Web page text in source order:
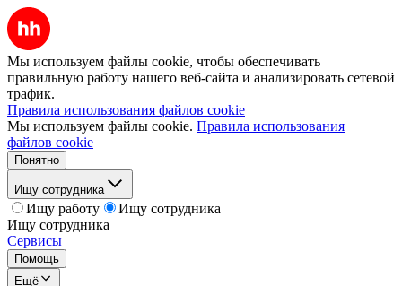
Мы используем файлы cookie, чтобы обеспечивать
правильную работу нашего веб-сайта и анализировать сетевой
трафик.
Правила использования файлов cookie
Мы используем файлы cookie. Правила использования
файлов cookie
Понятно
Ищу сотрудника
Ищу работу
Ищу сотрудника
Ищу сотрудника
Сервисы
Помощь
Ещё